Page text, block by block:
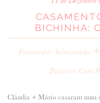
BICHINHA:
Fornecedor Selecionado +
Palavras Com
Cláudia + Mário casaram num